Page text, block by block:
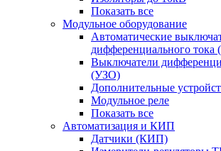
Показать все
Модульное оборудование
Автоматические
дифференциального
Выключатели
(УЗО)
Дополнительные
Модульное реле
Показать все
Автоматизация и КИП
Датчики (КИП)